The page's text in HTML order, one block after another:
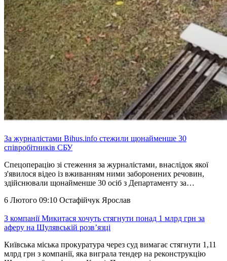
За журналістами Bihus.info стежили щонайменше 30
співробітників СБУ
Спецоперацію зі стеження за журналістами, внаслідок якої
з'явилося відео із вживанням ними заборонених речовин,
здійснювали щонайменше 30 осіб з Департаменту за…
6 Лютого 09:10 Остафійчук Ярослав
З компанії Микитася хочуть стягнути понад 1 млрд грн за
аферу на Шулявській розв’язці
Київська міська прокуратура через суд вимагає стягнути 1,11
млрд грн з компанії, яка виграла тендер на реконструкцію